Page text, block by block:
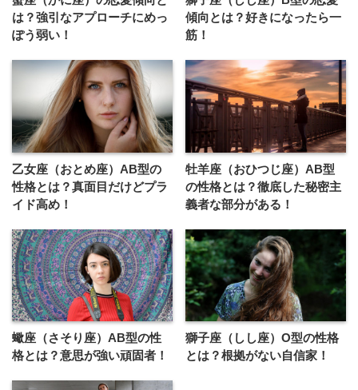
は？強引なアプローチにめっ
ぽう弱い！
傾向とは？好きになったら一
筋！
乙女座（おとめ座）AB型の
性格とは？真面目だけどプラ
イド高め！
牡羊座（おひつじ座）AB型
の性格とは？徹底した秘密主
義者な部分がある！
蠍座（さそり座）AB型の性
格とは？意思が強い頑固者！
獅子座（しし座）O型の性格
とは？根拠がない自信家！